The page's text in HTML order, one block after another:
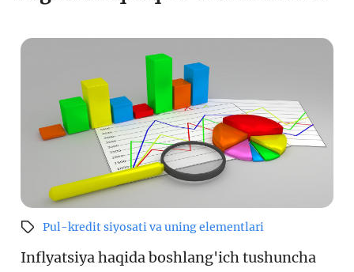
Pul-kredit siyosati va uning elementlari
Inflyatsiya haqida boshlang'ich tushuncha